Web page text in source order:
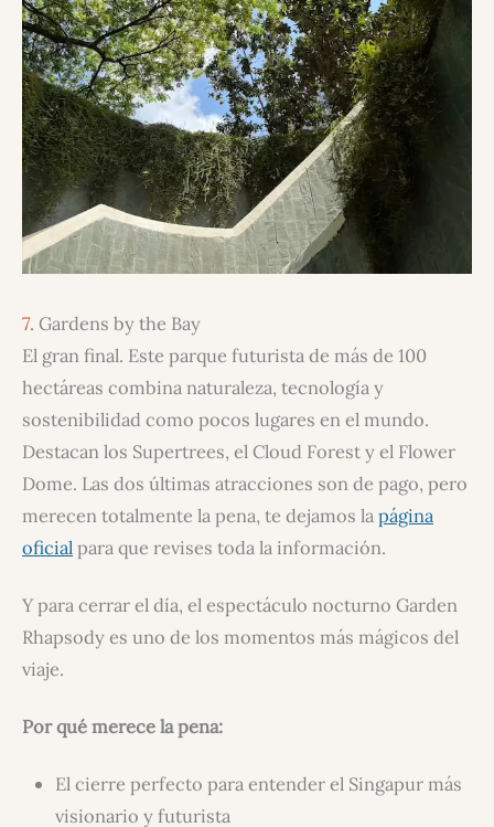
7. Gardens by the Bay
El gran final. Este parque futurista de más de 100
hectáreas combina naturaleza, tecnología y
sostenibilidad como pocos lugares en el mundo.
Destacan los Supertrees, el Cloud Forest y el Flower
Dome. Las dos últimas atracciones son de pago, pero
merecen totalmente la pena, te dejamos la página
oficial para que revises toda la información.
Y para cerrar el día, el espectáculo nocturno Garden
Rhapsody es uno de los momentos más mágicos del
viaje.
Por qué merece la pena:
El cierre perfecto para entender el Singapur más
visionario y futurista